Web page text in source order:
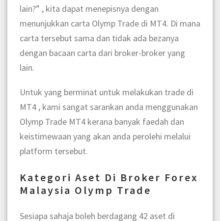
lain?” , kita dapat menepisnya dengan
menunjukkan carta Olymp Trade di MT4. Di mana
carta tersebut sama dan tidak ada bezanya
dengan bacaan carta dari broker-broker yang
lain.
Untuk yang berminat untuk melakukan trade di
MT4 , kami sangat sarankan anda menggunakan
Olymp Trade MT4 kerana banyak faedah dan
keistimewaan yang akan anda perolehi melalui
platform tersebut.
Kategori Aset Di Broker Forex
Malaysia Olymp Trade
Sesiapa sahaja boleh berdagang 42 aset di